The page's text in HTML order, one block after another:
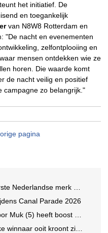
het initiatief. De
en toegankelijk
van N8W8 Rotterdam en
"De nacht en evenementen
zelfontplooiing en
mensen ontdekken wie ze
horen. Die waarde komt
de nacht veilig en positief
campagne zo belangrijk."
pagina
voor inclusieve wond- en sportverzorging
Canal Parade 2026
heeft boost gekregen door BN'ers
zich tot beste grunter van Nederland